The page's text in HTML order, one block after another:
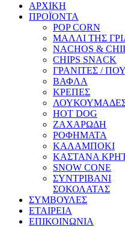
ΑΡΧΙΚΗ
ΠΡΟΪΟΝΤΑ
POP CORN
ΜΑΛΛΙ ΤΗΣ
NACHOS &
CHIPS SNACK
ΓΡΑΝΙΤΕΣ /
ΒΑΦΛΑ
ΚΡΕΠΕΣ
HOT DOG
ΖΑΧΑΡΩΔΗ
ΡΟΦΗΜΑΤΑ
ΚΑΛΑΜΠΟΚΙ
ΚΑΣΤΑΝΑ
SNOW CONE
ΣΥΝΤΡΙΒΑΝΙ
ΣΟΚΟΛΑΤΑΣ
ΣΥΜΒΟΥΛΕΣ
ΕΤΑΙΡΕΙΑ
ΕΠΙΚΟΙΝΩΝΙΑ